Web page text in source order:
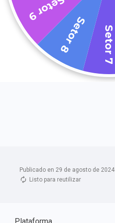
Publicado en 29 de agosto de 2024
Listo para reutilizar